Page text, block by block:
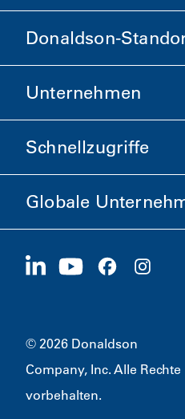
Donaldson-
Donaldson Life Sciences
Unternehmen
Karriere
Schnellzugriffe
Investoren
Nachhaltigkeit
Globale
1400 W 94th Street
© 2026 Donaldson
Company, Inc. Alle Rechte
vorbehalten.